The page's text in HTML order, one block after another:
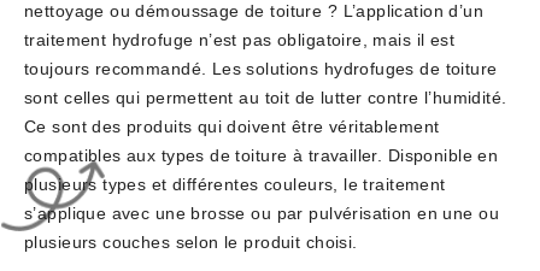
nettoyage ou démoussage de toiture ? L’application d’un
traitement hydrofuge n’est pas obligatoire, mais il est
toujours recommandé. Les solutions hydrofuges de toiture
sont celles qui permettent au toit de lutter contre l’humidité.
Ce sont des produits qui doivent être véritablement
compatibles aux types de toiture à travailler. Disponible en
plusieurs types et différentes couleurs, le traitement
s’applique avec une brosse ou par pulvérisation en une ou
plusieurs couches selon le produit choisi.